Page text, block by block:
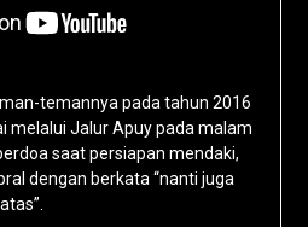
temannya pada tahun 2016
melalui Jalur Apuy pada malam
saat persiapan mendaki,
dengan berkata “nanti juga